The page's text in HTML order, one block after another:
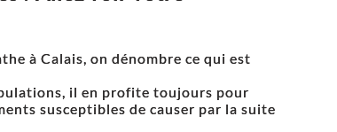
à Calais, on dénombre ce qui est
il en profite toujours pour
susceptibles de causer par la suite